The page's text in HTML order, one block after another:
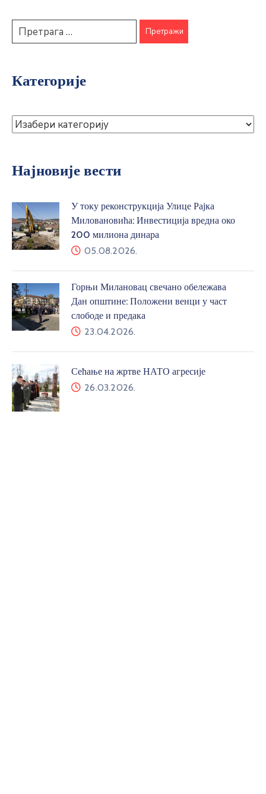
Категорије
Најновије вести
У току реконструкција Улице Рајка
Миловановића: Инвестиција вредна око
200 милиона динара
05.08.2026.
Горњи Милановац свечано обележава
Дан општине: Положени венци у част
слободе и предака
23.04.2026.
Сећање на жртве НАТО агресије
26.03.2026.